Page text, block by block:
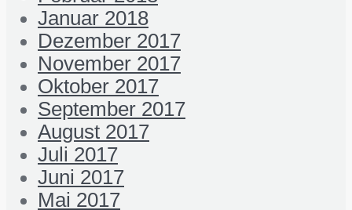
Januar 2018
Dezember 2017
November 2017
Oktober 2017
September 2017
August 2017
Juli 2017
Juni 2017
Mai 2017